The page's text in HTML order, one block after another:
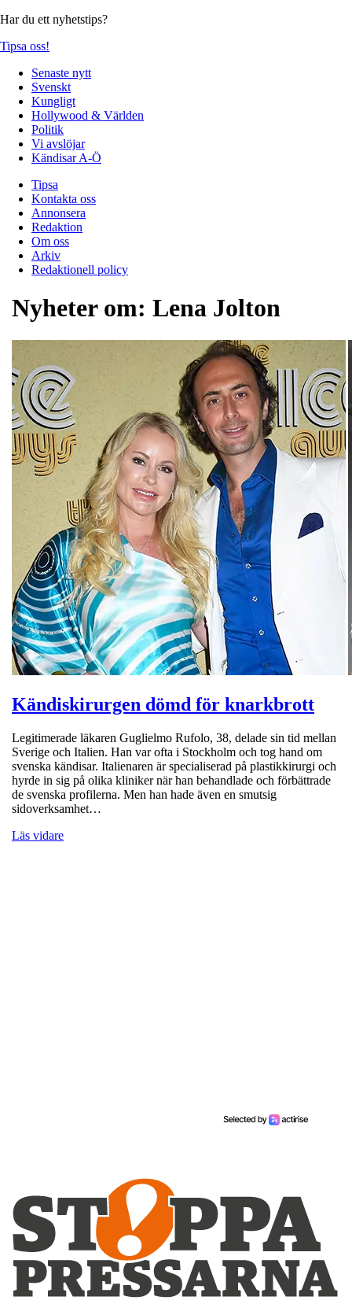
Har du ett nyhetstips?
Tipsa oss!
Senaste nytt
Svenskt
Kungligt
Hollywood & Världen
Politik
Vi avslöjar
Kändisar A-Ö
Tipsa
Kontakta oss
Annonsera
Redaktion
Om oss
Arkiv
Redaktionell policy
Nyheter om: Lena Jolton
Kändiskirurgen dömd för knarkbrott
Legitimerade läkaren Guglielmo Rufolo, 38, delade sin tid mellan
Sverige och Italien. Han var ofta i Stockholm och tog hand om
svenska kändisar. Italienaren är specialiserad på plastikkirurgi och
hyrde in sig på olika kliniker när han behandlade och förbättrade
de svenska profilerna. Men han hade även en smutsig
sidoverksamhet…
Läs vidare